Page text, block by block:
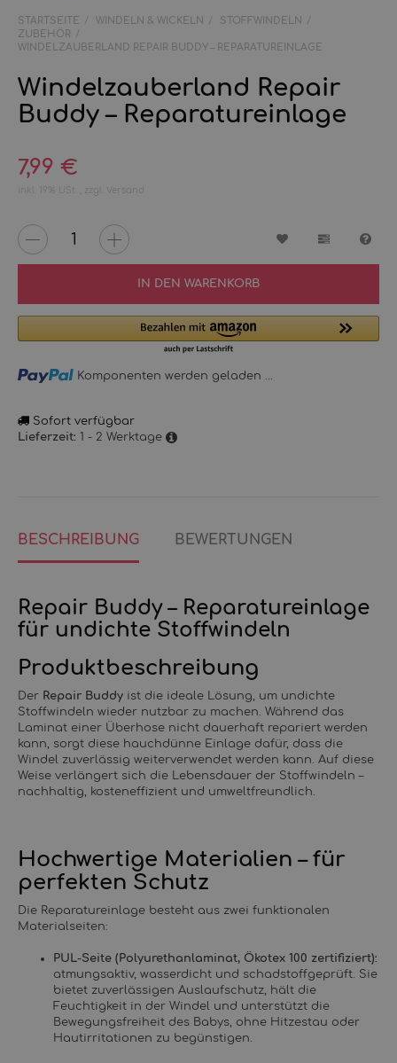
STARTSEITE WINDELN & WICKELN
STOFFWINDELN
ZUBEHÖR
WINDELZAUBERLAND REPAIR BUDDY – REPARATUREINLAGE
Windelzauberland Repair
Buddy – Reparatureinlage
7,99 €
inkl. 19% USt. , zzgl. Versand
IN DEN WARENKORB
Loading... Komponenten werden geladen ...
Sofort verfügbar
Lieferzeit: 1 - 2 Werktage
Wunschzettel
BESCHREIBUNG BEWERTUNGEN
Repair Buddy – Reparatureinlage
für undichte Stoffwindeln
Produktbeschreibung
Der Repair Buddy ist die ideale Lösung, um undichte
Stoffwindeln wieder nutzbar zu machen. Während das
Laminat einer Überhose nicht dauerhaft repariert werden
kann, sorgt diese hauchdünne Einlage dafür, dass die
Windel zuverlässig weiterverwendet werden kann. Auf diese
Weise verlängert sich die Lebensdauer der Stoffwindeln –
nachhaltig, kosteneffizient und umweltfreundlich.
Hochwertige Materialien – für
perfekten Schutz
Die Reparatureinlage besteht aus zwei funktionalen
Materialseiten:
PUL-Seite (Polyurethanlaminat, Ökotex 100 zertifiziert):
atmungsaktiv, wasserdicht und schadstoffgeprüft. Sie
bietet zuverlässigen Auslaufschutz, hält die
Feuchtigkeit in der Windel und unterstützt die
Bewegungsfreiheit des Babys, ohne Hitzestau oder
Hautirritationen zu begünstigen.